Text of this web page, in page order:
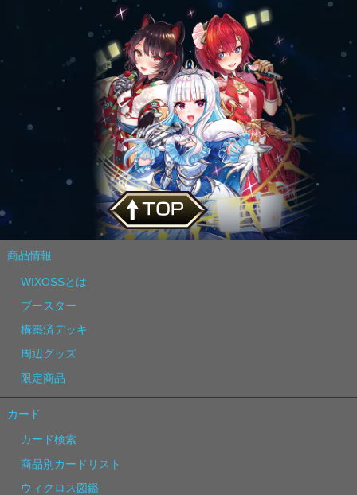
商品情報
WIXOSSとは
ブースター
構築済デッキ
周辺グッズ
限定商品
カード
カード検索
商品別カードリスト
ウィクロス図鑑